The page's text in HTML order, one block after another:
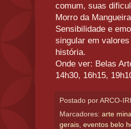
comum, suas
Morro da
Sensibilidade e
singular em
história.
Onde ver: Belas
14h30, 16h15,
Postado por ARCO-
Marcadores: arte
gerais eventos belo